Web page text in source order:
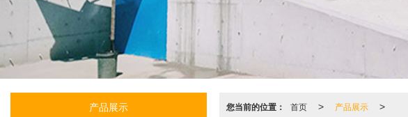
您当前的位置： 首页 > 产品展示 >
产品展示